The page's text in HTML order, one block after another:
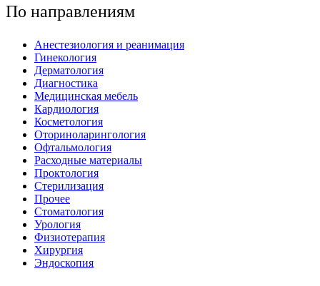
По направлениям
Анестезиология и реанимация
Гинекология
Дерматология
Диагностика
Медицинская мебель
Кардиология
Косметология
Оториноларингология
Офтальмология
Расходные материалы
Проктология
Стерилизация
Прочее
Стоматология
Урология
Физиотерапия
Хирургия
Эндоскопия